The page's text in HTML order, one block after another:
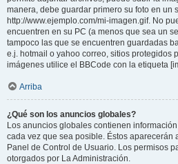
manera, debe guardar primero su foto en un
http://www.ejemplo.com/mi-imagen.gif. No
encuentren en su PC (a menos que sea un
tampoco las que se encuentren guardadas
e.j. hotmail o yahoo correo, sitios protegidos
imágenes utilice el BBCode con la etiqueta
Arriba
¿Qué son los anuncios globales?
Los anuncios globales contienen
cada vez que sea posible. Éstos aparecerán
Panel de Control de Usuario. Los permisos
otorgados por La Administración.